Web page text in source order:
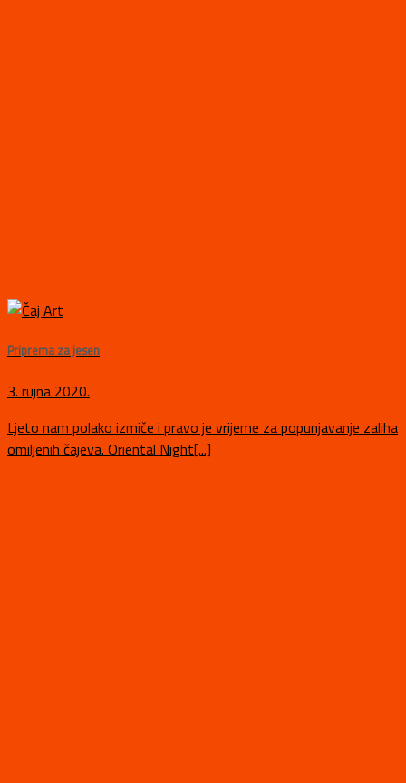
Priprema za jesen
3. rujna 2020.
Ljeto nam polako izmiče i pravo je vrijeme za popunjavanje zaliha
omiljenih čajeva. Oriental Night[...]